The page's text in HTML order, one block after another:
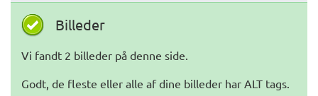
Billeder
Vi fandt 2 billeder på denne side.
Godt, de fleste eller alle af dine billeder har ALT tags.